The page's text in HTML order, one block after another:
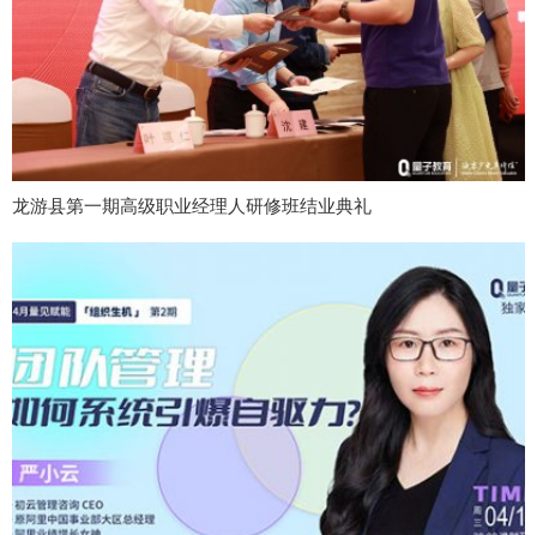
龙游县第一期高级职业经理人研修班结业典礼